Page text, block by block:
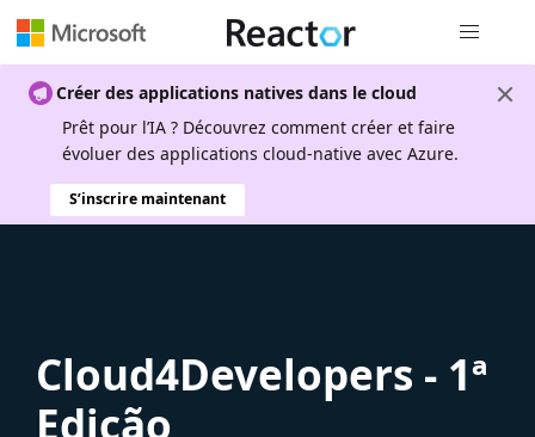
Créer des applications natives dans le cloud
Prêt pour l’IA ? Découvrez comment créer et faire
évoluer des applications cloud-native avec Azure.
S’inscrire maintenant
Cloud4Developers - 1ª
Edição